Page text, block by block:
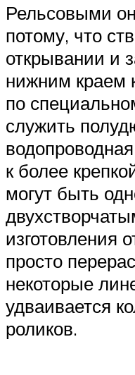
Рельсовыми
потому, что
открывании и
нижним краем
по
служить
к более
могут быть
изготовления
просто
некоторые
удваивается
роликов.